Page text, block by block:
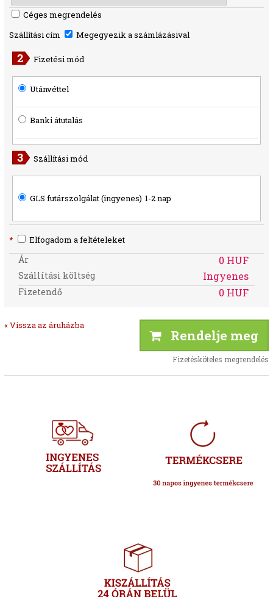
Céges megrendelés
Szállítási cím
Megegyezik a számlázásival
Fizetési mód
Utánvéttel
Banki átutalás
Szállítási mód
GLS futárszolgálat (ingyenes) 1-2 nap
* Elfogadom a feltételeket
Ár 0 HUF
Szállítási költség Ingyenes
Fizetendő 0 HUF
« Vissza az áruházba
Rendelje meg
Fizetésköteles megrendelés